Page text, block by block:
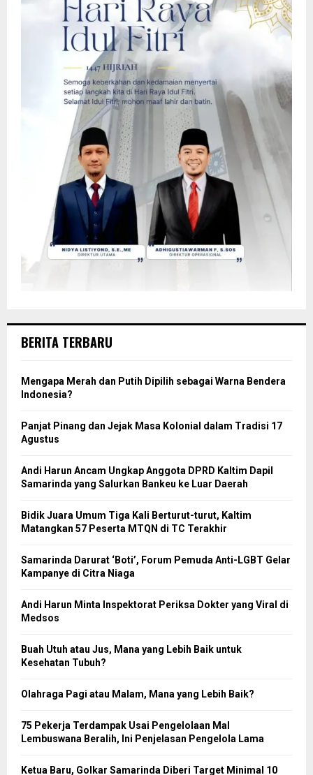
BERITA TERBARU
Mengapa Merah dan Putih Dipilih sebagai Warna Bendera
Indonesia?
Panjat Pinang dan Jejak Masa Kolonial dalam Tradisi 17
Agustus
Andi Harun Ancam Ungkap Anggota DPRD Kaltim Dapil
Samarinda yang Salurkan Bankeu ke Luar Daerah
Bidik Juara Umum Tiga Kali Berturut-turut, Kaltim
Matangkan 57 Peserta MTQN di TC Terakhir
Samarinda Darurat ‘Boti’, Forum Pemuda Anti-LGBT Gelar
Kampanye di Citra Niaga
Andi Harun Minta Inspektorat Periksa Dokter yang Viral di
Medsos
Buah Utuh atau Jus, Mana yang Lebih Baik untuk
Kesehatan Tubuh?
Olahraga Pagi atau Malam, Mana yang Lebih Baik?
75 Pekerja Terdampak Usai Pengelolaan Mal
Lembuswana Beralih, Ini Penjelasan Pengelola Lama
Ketua Baru, Golkar Samarinda Diberi Target Minimal 10